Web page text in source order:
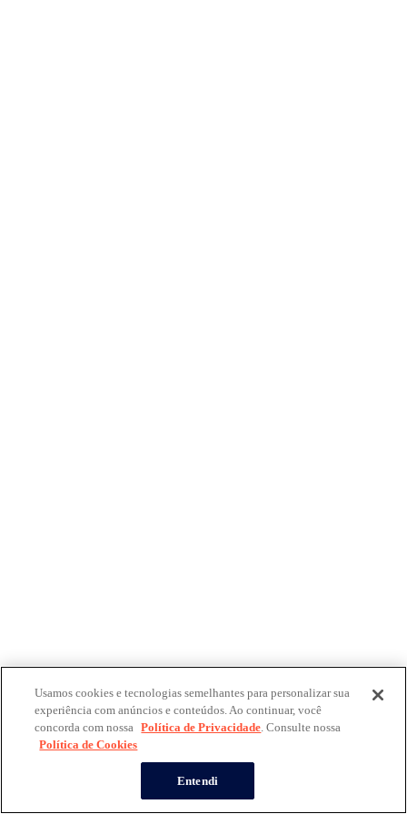
Usamos cookies e tecnologias semelhantes para personalizar sua
experiência com anúncios e conteúdos. Ao continuar, você
concorda com nossa Política de Privacidade. Consulte nossa
Política de Cookies
Entendi